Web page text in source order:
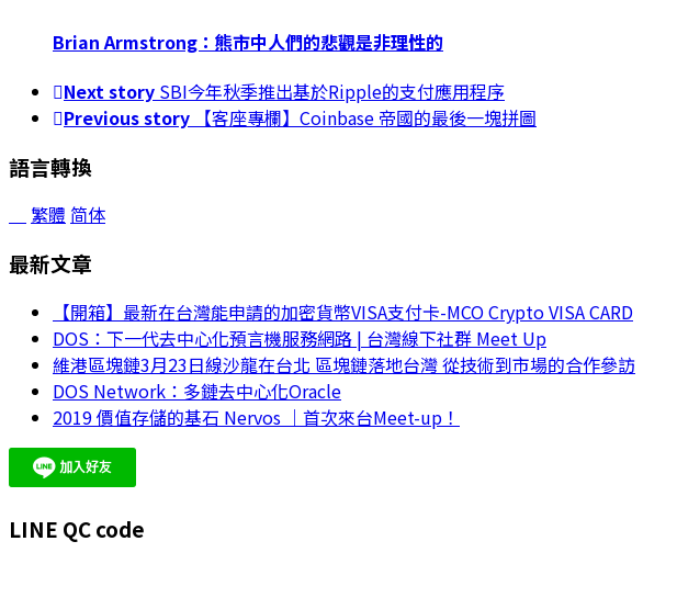
Brian Armstrong：熊市中人們的悲觀是非理性的
Next story SBI今年秋季推出基於Ripple的支付應用程序
Previous story 【客座專欄】Coinbase 帝國的最後一塊拼圖
語言轉換
繁體 简体
最新文章
【開箱】最新在台灣能申請的加密貨幣VISA支付卡-MCO Crypto VISA CARD
DOS：下一代去中心化預言機服務網路 | 台灣線下社群 Meet Up
維港區塊鏈3月23日線沙龍在台北 區塊鏈落地台灣 從技術到市場的合作參訪
DOS Network：多鏈去中心化Oracle
2019 價值存儲的基石 Nervos ｜首次來台Meet-up！
LINE QC code